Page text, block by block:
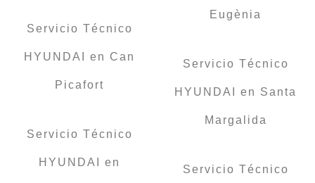
Servicio Técnico
HYUNDAI en Can
Picafort
Servicio Técnico
HYUNDAI en
Eugènia
Servicio Técnico
HYUNDAI en Santa
Margalida
Servicio Técnico